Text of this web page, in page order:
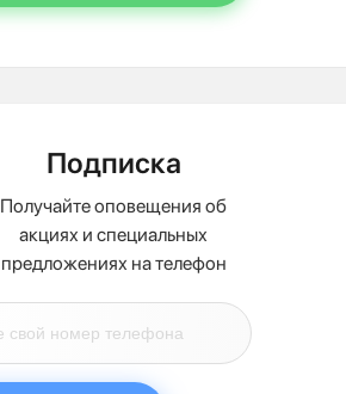
Подписка
Получайте оповещения об
акциях и специальных
предложениях на телефон